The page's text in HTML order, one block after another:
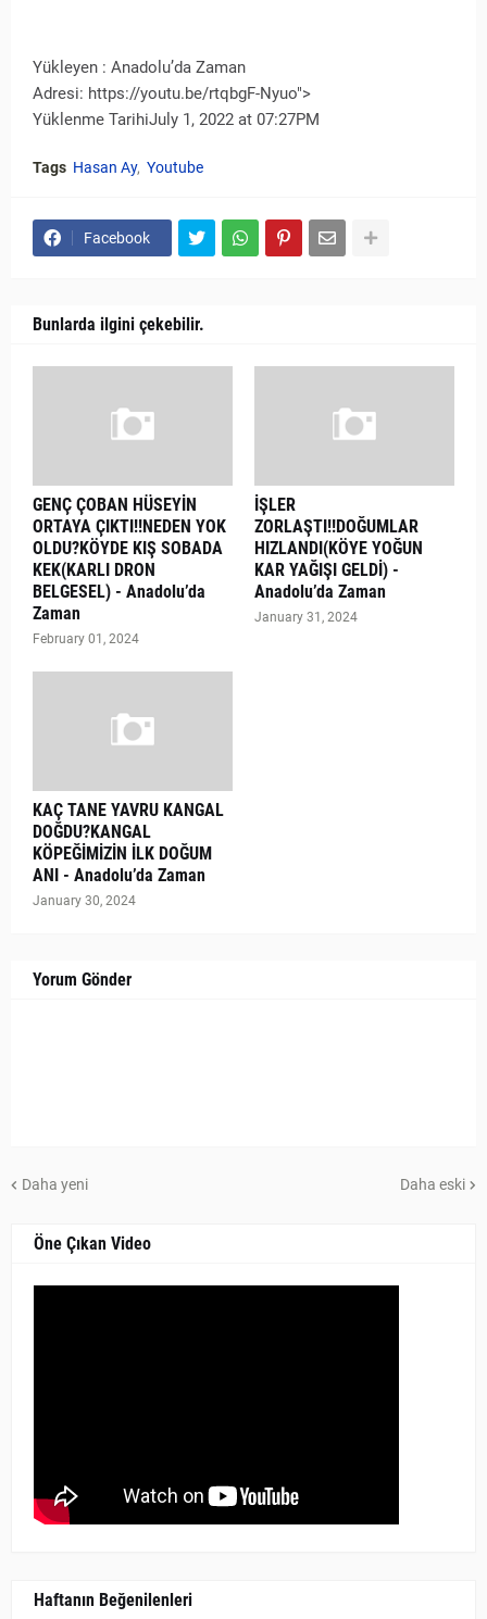
Yükleyen : Anadolu’da Zaman
Adresi: https://youtu.be/rtqbgF-Nyuo">
Yüklenme TarihiJuly 1, 2022 at 07:27PM
Tags Hasan Ay Youtube
Facebook
Bunlarda ilgini çekebilir.
GENÇ ÇOBAN HÜSEYİN
ORTAYA ÇIKTI!!NEDEN YOK
OLDU?KÖYDE KIŞ SOBADA
KEK(KARLI DRON
BELGESEL) - Anadolu’da
Zaman
February 01, 2024
İŞLER
ZORLAŞTI!!DOĞUMLAR
HIZLANDI(KÖYE YOĞUN
KAR YAĞIŞI GELDİ) -
Anadolu’da Zaman
January 31, 2024
KAÇ TANE YAVRU KANGAL
DOĞDU?KANGAL
KÖPEĞİMİZİN İLK DOĞUM
ANI - Anadolu’da Zaman
January 30, 2024
Yorum Gönder
Daha yeni Daha eski
Öne Çıkan Video
Haftanın Beğenilenleri